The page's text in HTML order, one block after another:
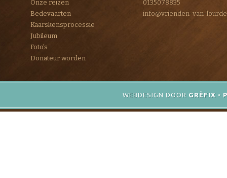
Onze reizen
Bedevaarten
Kaarskensprocessie
Jubileum
Foto’s
Donateur worden
0135078835
info@vrienden-van-
WEBDESIGN DOOR GRÈFIX •